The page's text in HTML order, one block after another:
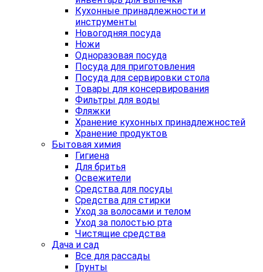
Кухонные принадлежности и
инструменты
Новогодняя посуда
Ножи
Одноразовая посуда
Посуда для приготовления
Посуда для сервировки стола
Товары для консервирования
Фильтры для воды
Фляжки
Хранение кухонных принадлежностей
Хранение продуктов
Бытовая химия
Гигиена
Для бритья
Освежители
Средства для посуды
Средства для стирки
Уход за волосами и телом
Уход за полостью рта
Чистящие средства
Дача и сад
Все для рассады
Грунты